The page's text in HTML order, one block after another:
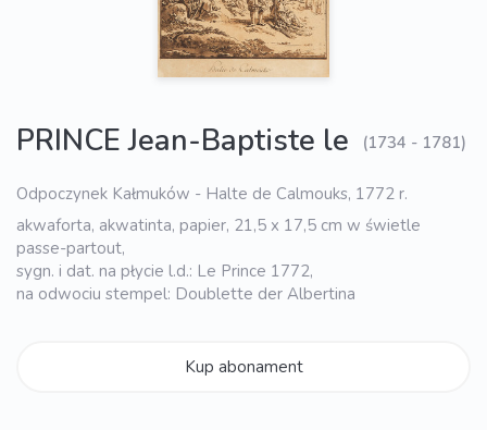
PRINCE Jean-Baptiste le (1734 - 1781)
Odpoczynek Kałmuków - Halte de Calmouks, 1772 r.
akwaforta, akwatinta, papier, 21,5 x 17,5 cm w świetle
passe-partout,
sygn. i dat. na płycie l.d.: Le Prince 1772,
na odwociu stempel: Doublette der Albertina
Kup abonament